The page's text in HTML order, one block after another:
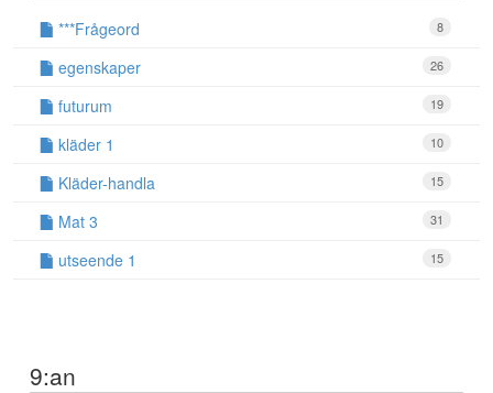
8
***Frågeord
26
egenskaper
19
futurum
10
kläder 1
15
Kläder-handla
31
Mat 3
15
utseende 1
9:an